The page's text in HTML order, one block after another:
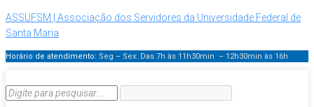
ASSUFSM | Associação dos Servidores da Universidade Federal de
Santa Maria
Horário de atendimento: Seg – Sex: Das 7h às 11h30min – 12h30min às 16h